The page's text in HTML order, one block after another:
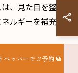
、見た目を整え
ルギーを補充で
ペッパーでご予約